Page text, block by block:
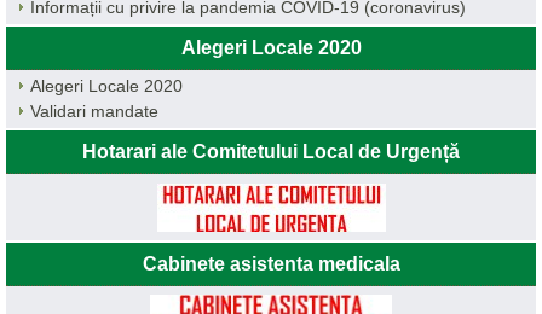
Informații cu privire la pandemia COVID-19 (coronavirus)
Alegeri Locale 2020
Alegeri Locale 2020
Validari mandate
Hotarari ale Comitetului Local de Urgență
Cabinete asistenta medicala